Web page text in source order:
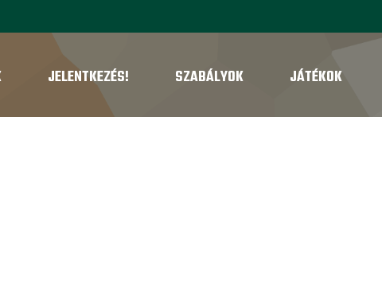
JELENTKEZÉS! SZABÁLYOK JÁTÉKOK